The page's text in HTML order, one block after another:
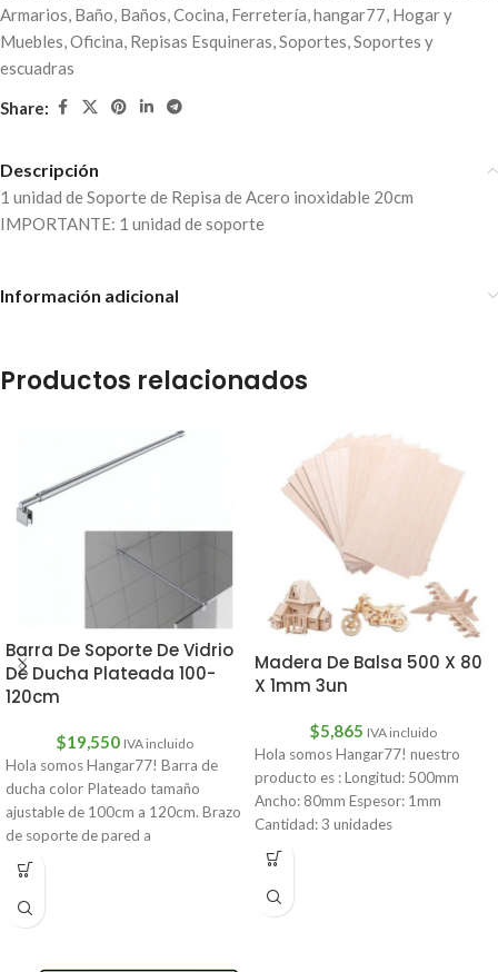
Armarios, Baño, Baños,Cocina, Ferretería,hangar77, Hogar y
Muebles,Oficina, Repisas Esquineras,Soportes,Soportes y
escuadras
Share:
Descripción
1 unidad de Soporte de Repisa de Acero inoxidable 20cm
IMPORTANTE: 1 unidad de soporte
Información adicional
Productos relacionados
Barra De Soporte De Vidrio
De Ducha Plateada 100-
120cm
$19,550 IVA incluido
Hola somos Hangar77! Barra de
ducha color Plateado tamaño
ajustable de 100cm a 120cm. Brazo
de soporte de pared a
Madera De Balsa 500 X 80
X 1mm 3un
$5,865 IVA incluido
Hola somos Hangar77! nuestro
producto es : Longitud: 500mm
Ancho: 80mm Espesor: 1mm
Cantidad: 3 unidades